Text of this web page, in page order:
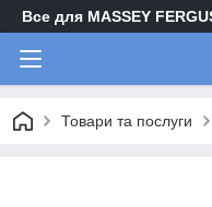
Все для MASSEY
Товари та послуги